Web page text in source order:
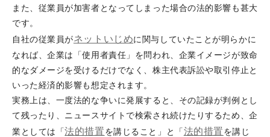
また、従業員が加害者となってしまった場合の法的影響も甚大
です。
自社の従業員がネットいじめに関与していたことが明らかに
なれば、企業は「使用者責任」を問われ、企業イメージが致命
的なダメージを受けるだけでなく、株主代表訴訟や取引停止と
いった経済的影響も想定されます。
実務上は、一度法的な争いに発展すると、その記録が判例とし
て残ったり、ニュースサイトで検索され続けたりするため、企
業としては「法的措置を講じること」と「法的措置を講じ